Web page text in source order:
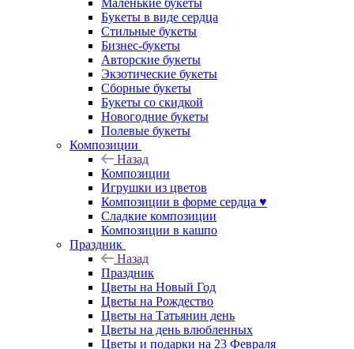
Маленькие букеты
Букеты в виде сердца
Стильные букеты
Бизнес-букеты
Авторские букеты
Экзотические букеты
Сборные букеты
Букеты со скидкой
Новогодние букеты
Полевые букеты
Композиции
Назад
Композиции
Игрушки из цветов
Композиции в форме сердца ♥
Сладкие композиции
Композиции в кашпо
Праздник
Назад
Праздник
Цветы на Новый Год
Цветы на Рождество
Цветы на Татьянин день
Цветы на день влюбленных
Цветы и подарки на 23 Февраля